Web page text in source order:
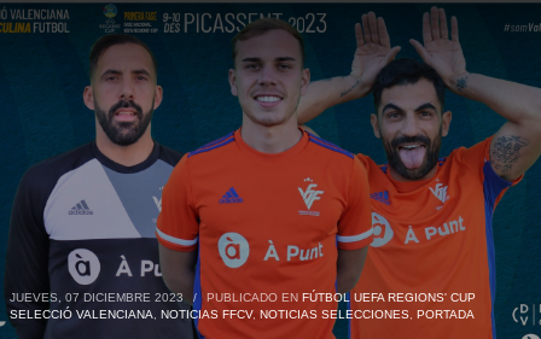
JUEVES, 07 DICIEMBRE 2023 / PUBLICADO EN FÚTBOL UEFA REGIONS' CUP
SELECCIÓ VALENCIANA
NOTICIAS FFCV, NOTICIAS SELECCIONES, PORTADA